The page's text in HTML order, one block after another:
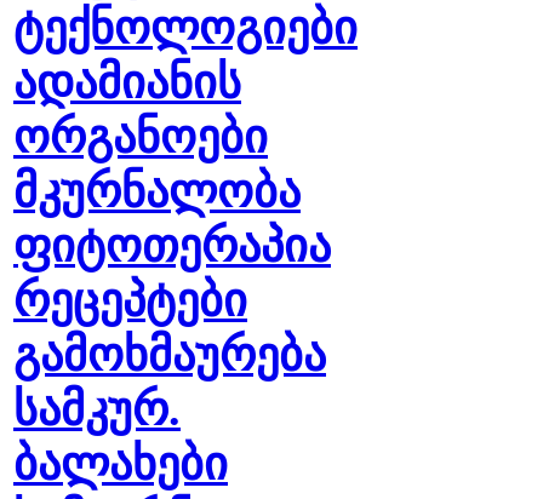
ტექნოლოგიები
ადამიანის
ორგანოები
მკურნალობა
ფიტოთერაპია
რეცეპტები
გამოხმაურება
სამკურ.
ბალახები